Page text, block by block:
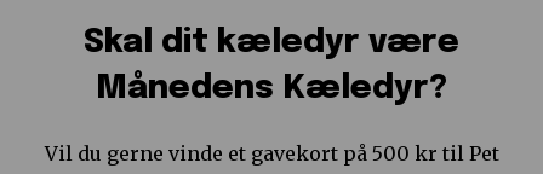
Skal dit kæledyr være
Månedens Kæledyr?
Vil du gerne vinde et gavekort på 500 kr til Pet